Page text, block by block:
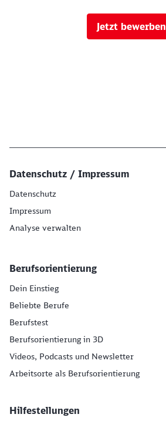
Jetzt bewerben
Datenschutz / Impressum
Datenschutz
Impressum
Analyse verwalten
Berufsorientierung
Dein Einstieg
Beliebte Berufe
Berufstest
Berufsorientierung in 3D
Videos, Podcasts und Newsletter
Arbeitsorte als Berufsorientierung
Hilfestellungen